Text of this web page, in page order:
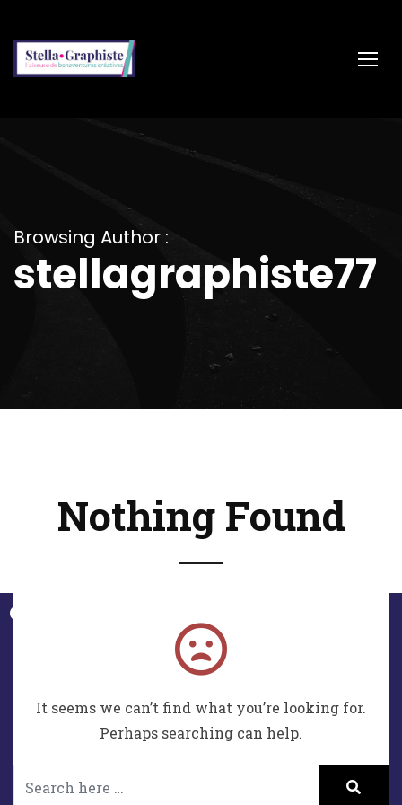
Browsing Author :
stellagraphiste77
Nothing Found
It seems we can’t find what you’re looking for.
Perhaps searching can help.
Contactez-moi !
Merci de votre visite sur ce portfolio. Si besoin, vous
pouvez consulter les mentions légales en cliquant ici.
graphiste, webdesigner freelance mais n’est pas